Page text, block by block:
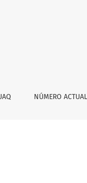
no.2
NÚMERO ACTUAL
es: